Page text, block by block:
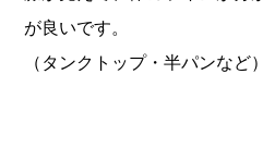
が良いです。
（タンクトップ・半パンなど）